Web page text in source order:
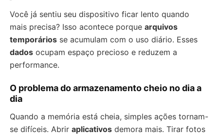
Você já sentiu seu dispositivo ficar lento quando
mais precisa? Isso acontece porque arquivos
temporários se acumulam com o uso diário. Esses
dados ocupam espaço precioso e reduzem a
performance.
O problema do armazenamento cheio no dia a
dia
Quando a memória está cheia, simples ações tornam-
se difíceis. Abrir aplicativos demora mais. Tirar fotos